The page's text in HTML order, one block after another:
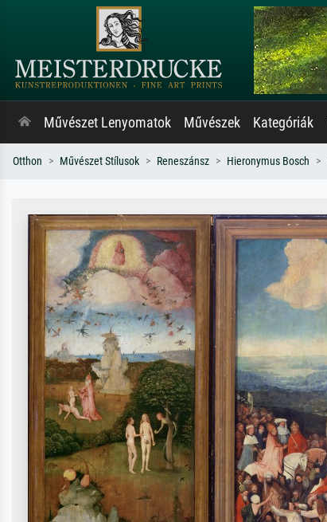
Művészet Lenyomatok Művészek Kategóriák
Otthon Művészet Stílusok Reneszánsz Hieronymus Bosch